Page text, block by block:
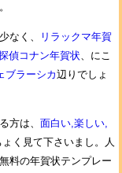
なく、
リラックマ年賀
偵コナン年賀状、にこ
ブラーシカ辺りでしょ
方は、 面白い,楽しい,
く見て下さいまし。人
料の年賀状テンプレー